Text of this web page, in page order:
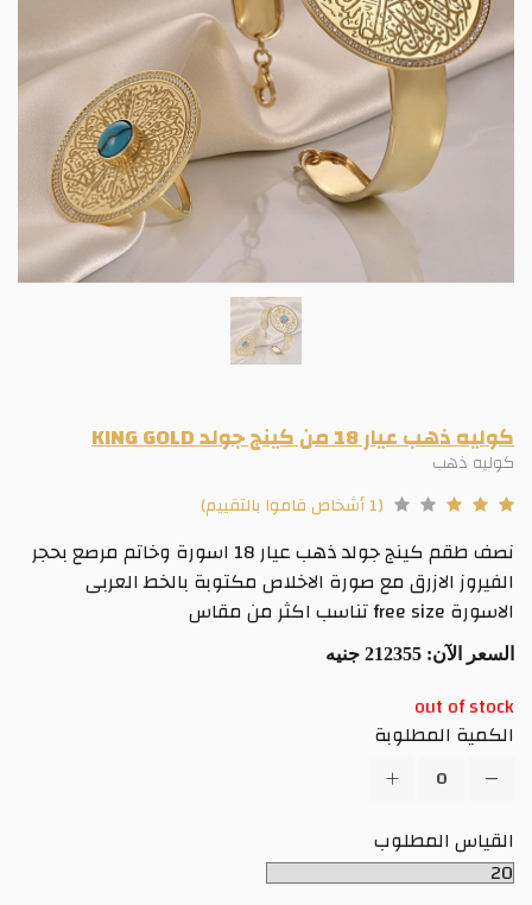
كوليه ذهب عيار 18 من كينج جولد KING GOLD
كوليه ذهب
(1 أشخاص قاموا بالتقييم)
نصف طقم كينج جولد ذهب عيار 18 اسورة وخاتم مرصع بحجر
الفيروز الازرق مع صورة الاخلاص مكتوبة بالخط العربى
الاسورة free size تناسب اكثر من مقاس
السعر الآن:
out of stock
الكمية المطلوبة
القياس المطلوب